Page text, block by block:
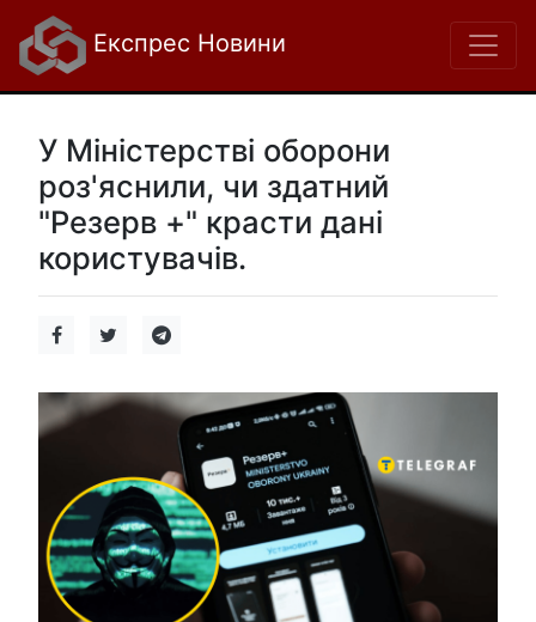
Експрес Новини
У Міністерстві оборони
роз'яснили, чи здатний
"Резерв +" красти дані
користувачів.